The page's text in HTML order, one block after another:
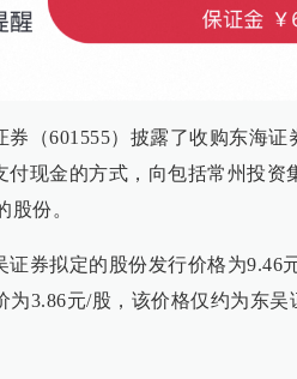
券（601555）披露了收购东海证
付现金的方式，向包括常州投资
股份。
证券拟定的股份发行价格为9.46
为3.86元/股，该价格仅约为东